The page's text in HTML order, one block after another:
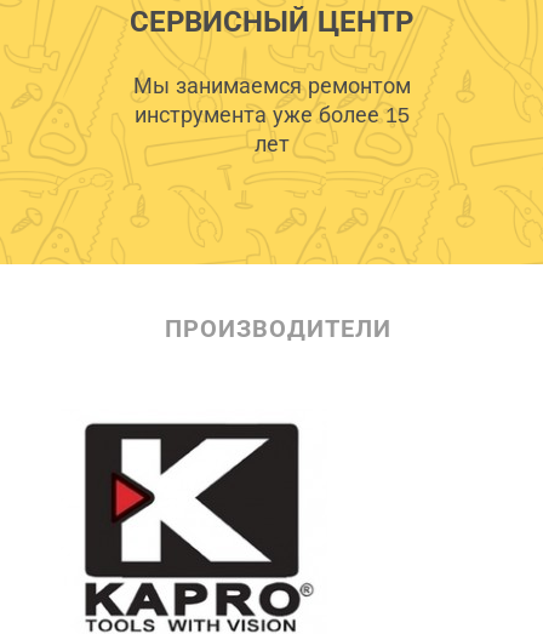
СЕРВИСНЫЙ ЦЕНТР
Мы занимаемся ремонтом
инструмента уже более 15
лет
ПРОИЗВОДИТЕЛИ